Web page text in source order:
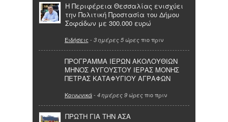
Η Περιφέρεια Θεσσαλίας ενισχύει
την Πολιτική Προστασία του Δήμου
Σοφάδων με 300.000 ευρώ
Ειδήσεις - 3 ημέρες 5 ώρες πιο πριν
ΠΡΟΓΡΑΜΜΑ ΙΕΡΩΝ ΑΚΟΛΟΥΘΙΩΝ
ΜΗΝΟΣ ΑΥΓΟΥΣΤΟΥ ΙΕΡΑΣ ΜΟΝΗΣ
ΠΕΤΡΑΣ ΚΑΤΑΦΥΓΙΟΥ ΑΓΡΑΦΩΝ
Κοινωνικά- 4 ημέρες 9 ώρες πιο πριν
ΠΡΩΤΗ ΓΙΑ ΤΗΝ ΑΣΑ